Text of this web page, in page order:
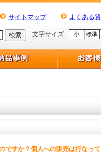
サイトマップ よくある
文字サイズ 小 標準
ですか？個人への販売は行なっ